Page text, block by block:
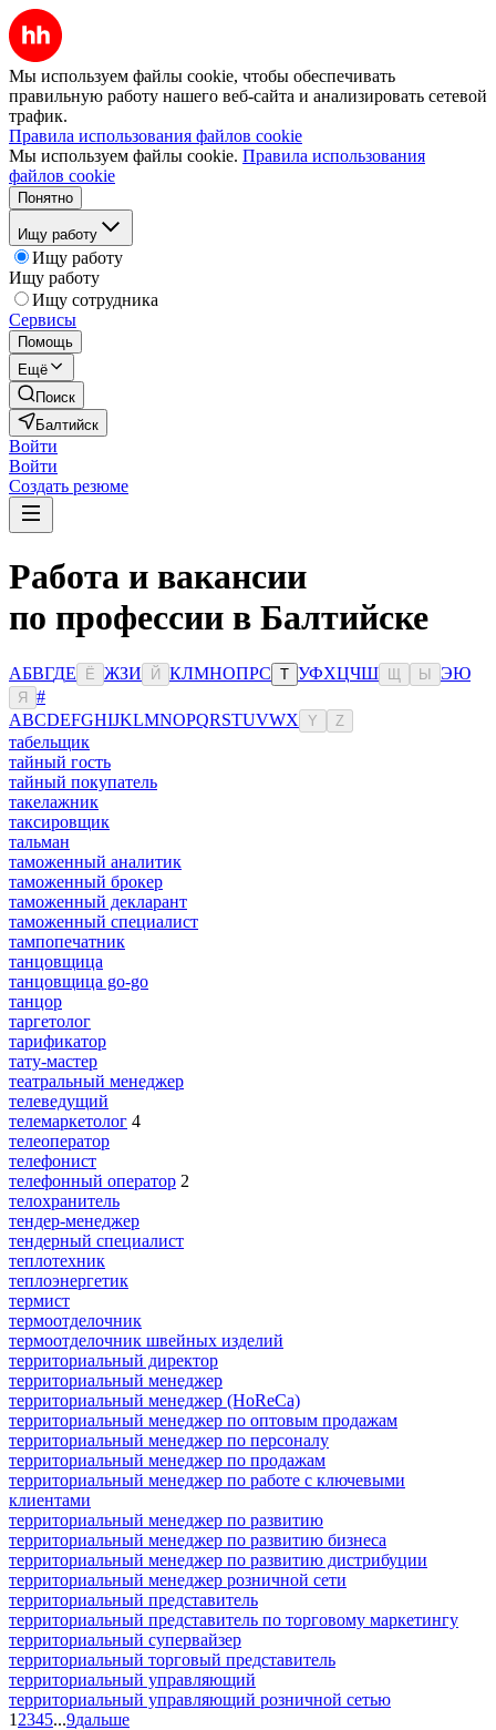
Мы используем файлы cookie, чтобы обеспечивать
правильную работу нашего веб-сайта и анализировать сетевой
трафик.
Правила использования файлов cookie
Мы используем файлы cookie. Правила использования
файлов cookie
Понятно
Ищу работу
Ищу работу
Ищу работу
Ищу сотрудника
Сервисы
Помощь
Ещё
Поиск
Балтийск
Войти
Войти
Создать резюме
Работа и вакансии
по профессии в Балтийске
АБВГДЕ Ё ЖЗИ Й КЛМНОПРС Т УФХЦЧШ Ы ЭЮ
Я
#
ABCDEFGHIJKLMNOPQRSTUVWX Y Z
табельщик
тайный гость
тайный покупатель
такелажник
таксировщик
тальман
таможенный аналитик
таможенный брокер
таможенный декларант
таможенный специалист
тампопечатник
танцовщица
танцовщица go-go
танцор
таргетолог
тарификатор
тату-мастер
театральный менеджер
телеведущий
телемаркетолог 4
телеоператор
телефонист
телефонный оператор 2
телохранитель
тендер-менеджер
тендерный специалист
теплотехник
теплоэнергетик
термист
термоотделочник
термоотделочник швейных изделий
территориальный директор
территориальный менеджер
территориальный менеджер (HoReCa)
территориальный менеджер по оптовым продажам
территориальный менеджер по персоналу
территориальный менеджер по продажам
территориальный менеджер по работе с ключевыми
клиентами
территориальный менеджер по развитию
территориальный менеджер по развитию бизнеса
территориальный менеджер по развитию дистрибуции
территориальный менеджер розничной сети
территориальный представитель
территориальный представитель по торговому маркетингу
территориальный супервайзер
территориальный торговый представитель
территориальный управляющий
территориальный управляющий розничной сетью
1 2345...9дальше